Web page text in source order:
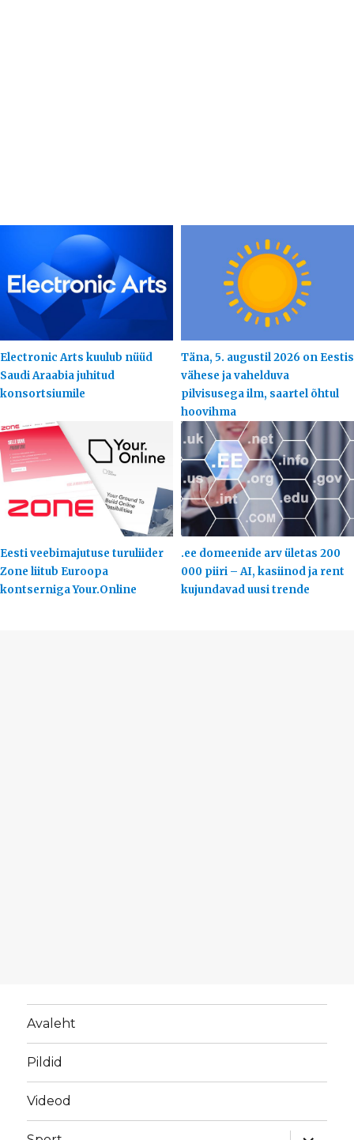
Electronic Arts kuulub nüüd
Saudi Araabia juhitud
konsortsiumile
Täna, 5. augustil 2026 on Eestis
vähese ja vahelduva
pilvisusega ilm, saartel õhtul
hoovihma
Eesti veebimajutuse turuliider
Zone liitub Euroopa
kontserniga Your.Online
.ee domeenide arv ületas 200
000 piiri – AI, kasiinod ja rent
kujundavad uusi trende
Avaleht
Pildid
Videod
laienda